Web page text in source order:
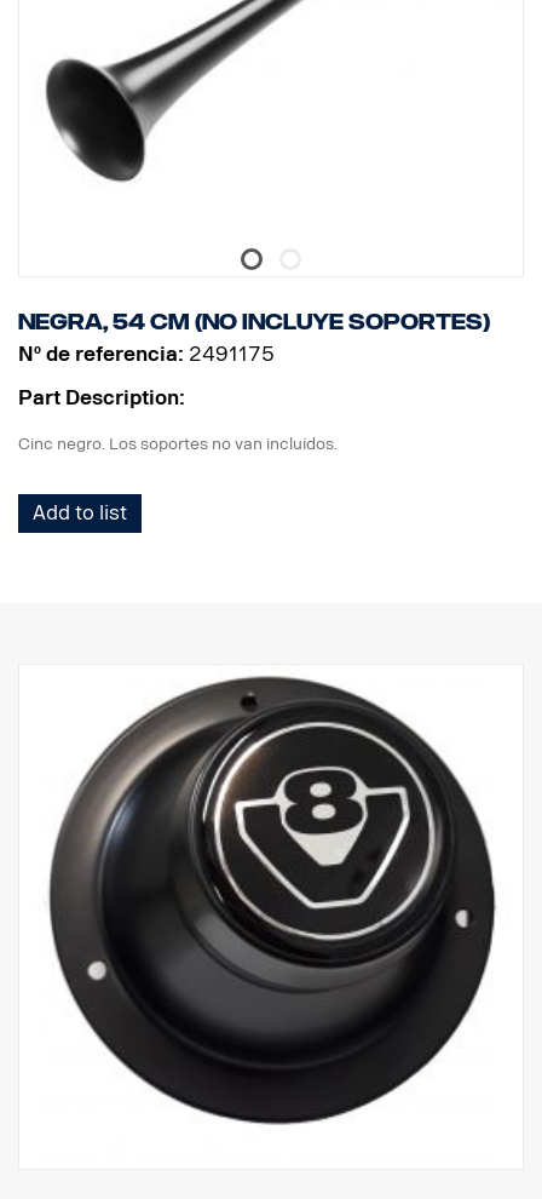
Negra, 54 cm (no incluye soportes)
Nº de referencia: 2491175
Part Description:
Cinc negro. Los soportes no van incluidos.
Add to list